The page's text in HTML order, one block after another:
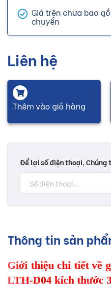
Giá trên chưa bao
chuyển
Liên hệ
Thêm vào giỏ hàng
Để lại số điện thoại, Chúng
Thông tin sản
Giới thiệu chi tiết về
LTH-D04 kích thước